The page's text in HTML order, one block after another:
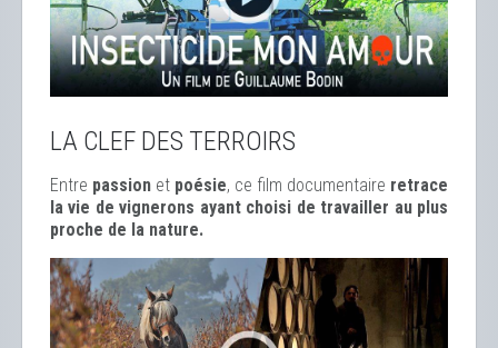
LA CLEF DES TERROIRS
Entre passion et poésie, ce film documentaire retrace
la vie de vignerons ayant choisi de travailler au plus
proche de la nature.